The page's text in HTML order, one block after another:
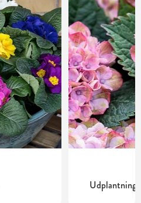
Udplantning